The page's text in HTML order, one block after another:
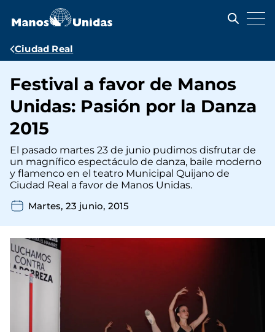
contenido
Ruta
navegación
Ciudad Real
Festival a favor de Manos
Unidas: Pasión por la Danza
2015
El pasado martes 23 de junio pudimos disfrutar de
un magnífico espectáculo de danza, baile moderno
y flamenco en el teatro Municipal Quijano de
Ciudad Real a favor de Manos Unidas.
Martes, 23 junio, 2015